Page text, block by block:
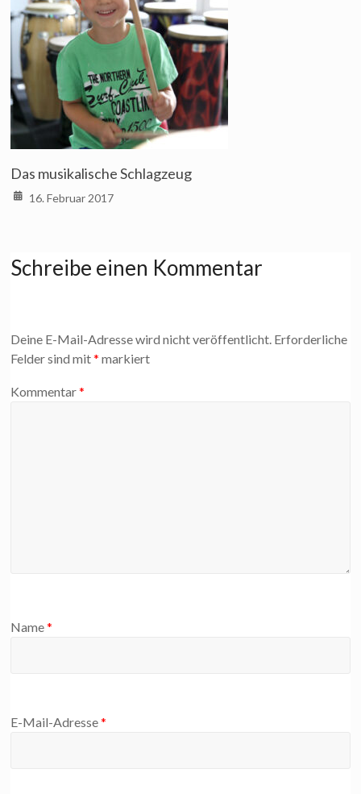
Das musikalische Schlagzeug
16. Februar 2017
Schreibe einen Kommentar
Deine E-Mail-Adresse wird nicht veröffentlicht. Erforderliche
Felder sind mit* markiert
Kommentar*
Name*
E-Mail-Adresse*